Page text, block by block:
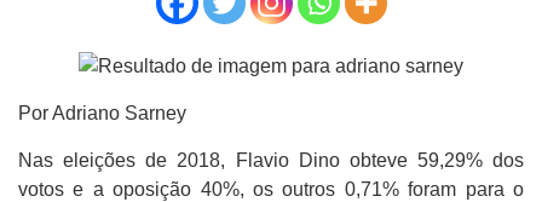
Por Adriano Sarney
Nas eleições de 2018, Flavio Dino obteve 59,29% dos
votos e a oposição 40%, os outros 0,71% foram para o